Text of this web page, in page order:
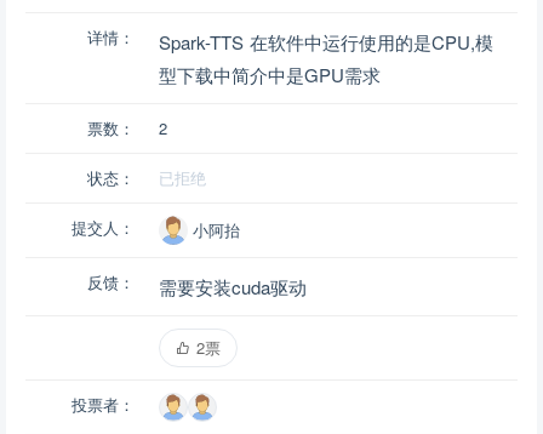
详情：
Spark-TTS 在软件中运行使用的是CPU,模
型下载中简介中是GPU需求
票数： 2
状态： 已拒绝
提交人： 小阿抬
反馈： 需要安装cuda驱动
2票
投票者：